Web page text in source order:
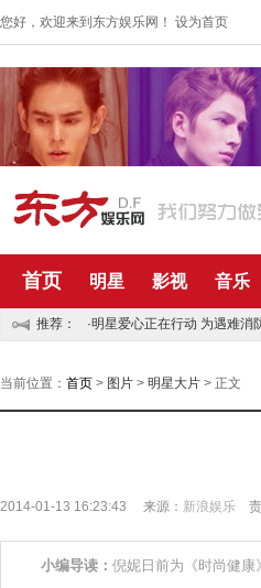
您好，欢迎来到东方娱乐网！ 设为首页
首页 明星 影视 音乐
推荐： ·明星爱心正在行动 为遇难
当前位置： 首页 > 图片 > 明星大片 > 正文
2014-01-13 16:23:43 来源： 新浪娱乐 责
小编导读： 倪妮日前为《时尚健